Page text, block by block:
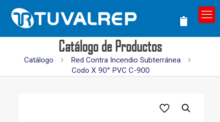
Catálogo de Productos
Catálogo
Red Contra Incendio Subterránea
Codo X 90° PVC C-900